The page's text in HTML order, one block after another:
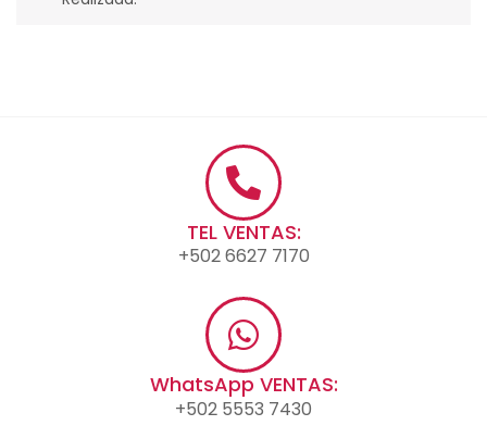
TEL VENTAS:
+502 6627 7170
WhatsApp VENTAS:
+502 5553 7430